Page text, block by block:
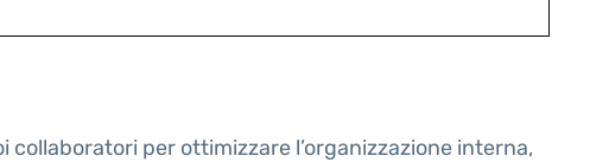
collaboratori per ottimizzare l’organizzazione interna,